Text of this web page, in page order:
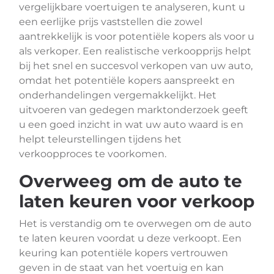
vergelijkbare voertuigen te analyseren, kunt u
een eerlijke prijs vaststellen die zowel
aantrekkelijk is voor potentiële kopers als voor u
als verkoper. Een realistische verkoopprijs helpt
bij het snel en succesvol verkopen van uw auto,
omdat het potentiële kopers aanspreekt en
onderhandelingen vergemakkelijkt. Het
uitvoeren van gedegen marktonderzoek geeft
u een goed inzicht in wat uw auto waard is en
helpt teleurstellingen tijdens het
verkoopproces te voorkomen.
Overweeg om de auto te
laten keuren voor verkoop
Het is verstandig om te overwegen om de auto
te laten keuren voordat u deze verkoopt. Een
keuring kan potentiële kopers vertrouwen
geven in de staat van het voertuig en kan